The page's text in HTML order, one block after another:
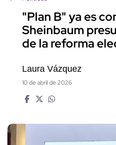
"Plan B" ya es
Sheinbaum
de la reforma
Laura Vázquez
10 de abril de 2026